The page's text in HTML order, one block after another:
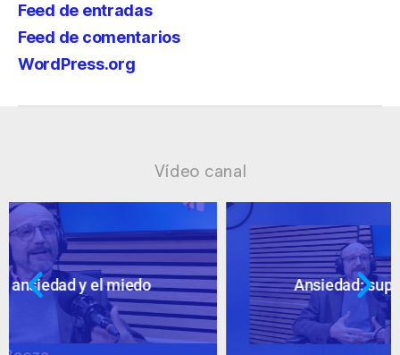
Feed de entradas
Feed de comentarios
WordPress.org
Vídeo canal
Ansiedad: supuestos cuestionables